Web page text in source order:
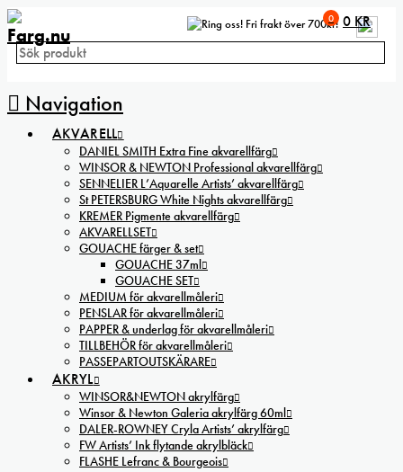
Fri frakt över 700kr!
Navigation
0 0 KR
AKVARELL
DANIEL SMITH Extra Fine akvarellfärg
WINSOR & NEWTON Professional akvarellfärg
SENNELIER L’Aquarelle Artists’ akvarellfärg
St PETERSBURG White Nights akvarellfärg
KREMER Pigmente akvarellfärg
AKVARELLSET
GOUACHE färger & set
GOUACHE 37ml
GOUACHE SET
MEDIUM för akvarellmåleri
PENSLAR för akvarellmåleri
PAPPER & underlag för akvarellmåleri
TILLBEHÖR för akvarellmåleri
PASSEPARTOUTSKÄRARE
AKRYL
WINSOR&NEWTON akrylfärg
Winsor & Newton Galeria akrylfärg 60ml
DALER-ROWNEY Cryla Artists’ akrylfärg
FW Artists’ Ink flytande akrylbläck
FLASHE Lefranc & Bourgeois